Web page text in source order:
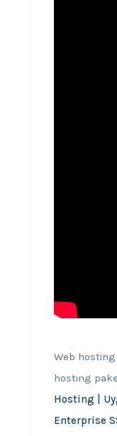
Web hosting
hosting
Hosting |
Enterprise